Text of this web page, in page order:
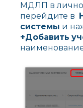
МДЛП в
перейдите в
системы и
+Добавить